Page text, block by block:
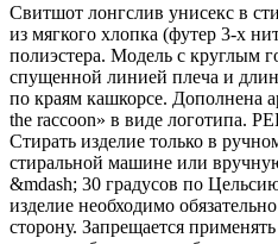
Свитшот лонгслив унисекс в
из мягкого хлопка (футер 3-х
полиэстера. Модель с круглым
спущенной линией плеча и
по краям кашкорсе. Дополнена
the raccoon» в виде
Стирать изделие только в
стиральной машине или
&mdash; 30 градусов по
изделие необходимо
сторону. Запрещается